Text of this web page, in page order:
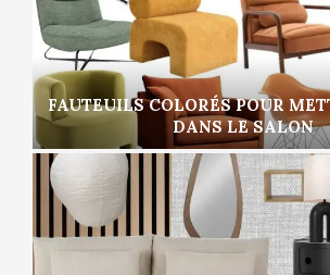
FAUTEUILS COLORÉS POUR
DANS LE SALON